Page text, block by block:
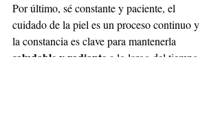
Por último, sé constante y paciente, el
cuidado de la piel es un proceso continuo y
la constancia es clave para mantenerla
saludable y radiante a lo largo del tiempo.